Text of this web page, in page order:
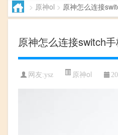
> 原神ol > 原神怎么连接
原神怎么连接switch
网友:ysz 原神ol